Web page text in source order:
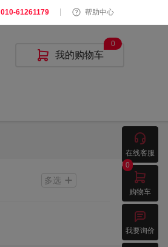
010-61261179 帮助中心
 我的购物车
0
多选

在线客服

购物车
0

我要询价